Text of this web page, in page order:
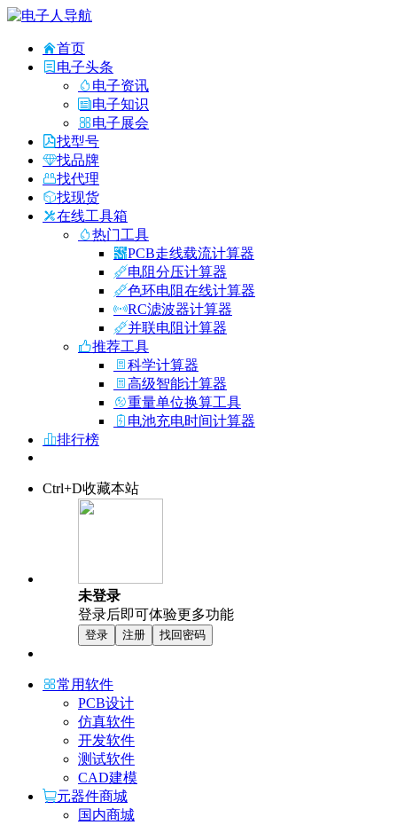
首页
电子头条
电子资讯
电子知识
电子展会
找型号
找品牌
找代理
找现货
在线工具箱
热门工具
PCB走线载流计算器
电阻分压计算器
色环电阻在线计算器
RC滤波器计算器
并联电阻计算器
推荐工具
科学计算器
高级智能计算器
重量单位换算工具
电池充电时间计算器
排行榜
Ctrl+D收藏本站
未登录
登录后即可体验更多功能
登录 注册 找回密码
常用软件
PCB设计
仿真软件
开发软件
测试软件
CAD建模
元器件商城
国内商城